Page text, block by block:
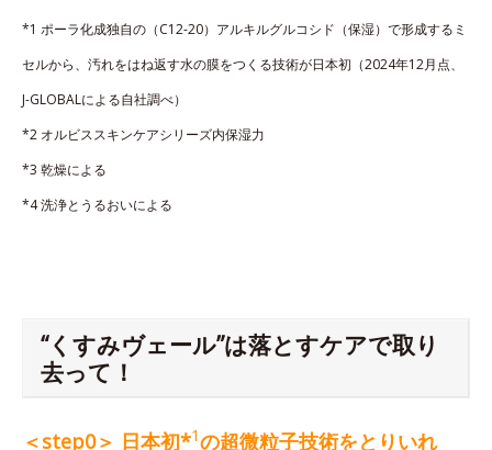
*1 ポーラ化成独自の（C12-20）アルキルグルコシド（保湿）で形成するミ
セルから、汚れをはね返す水の膜をつくる技術が日本初（2024年12月点、
J-GLOBALによる自社調べ）
*2 オルビススキンケアシリーズ内保湿力
*3 乾燥による
*4 洗浄とうるおいによる
“くすみヴェール”は落とすケアで取り
去って！
＜step0＞ 日本初*1の超微粒子技術をとりいれ